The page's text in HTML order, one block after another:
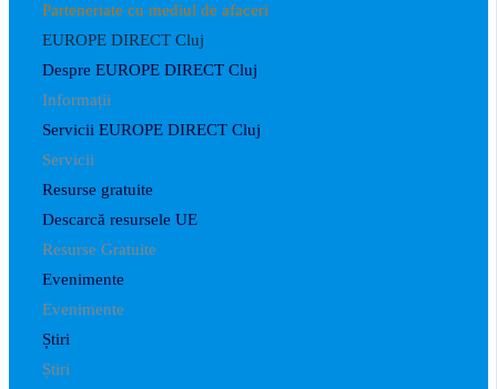
Parteneriate cu mediul de afaceri
EUROPE DIRECT Cluj
Despre EUROPE DIRECT Cluj
Informații
Servicii EUROPE DIRECT Cluj
Servicii
Resurse gratuite
Descarcă resursele UE
Resurse Gratuite
Evenimente
Evenimente
Știri
Știri